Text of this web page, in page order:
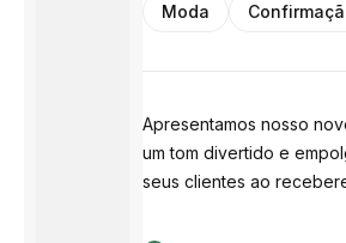
Moda
Apresentamos nosso
um tom divertido e
seus clientes ao